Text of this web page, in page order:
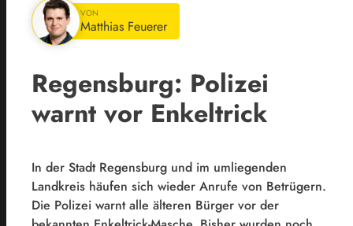
VON
Matthias Feuerer
Regensburg: Polizei
warnt vor Enkeltrick
In der Stadt Regensburg und im umliegenden
Landkreis häufen sich wieder Anrufe von Betrügern.
Die Polizei warnt alle älteren Bürger vor der